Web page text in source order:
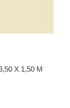
X 1,50 M